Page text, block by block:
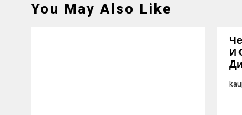
You May Also Like
И